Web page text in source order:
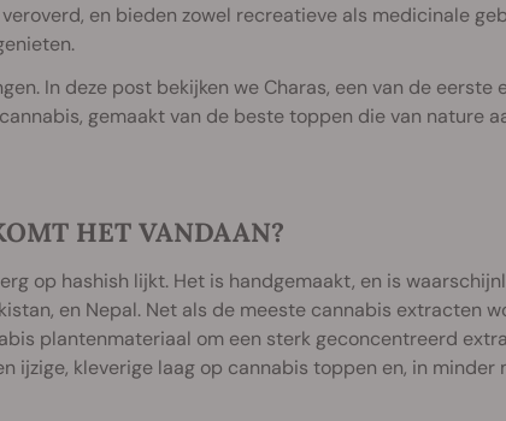
en bieden zowel recreatieve als medicinale
In deze post bekijken we Charas, een van de eerste
gemaakt van de beste toppen die van nature
HET VANDAAN?
op hashish lijkt. Het is handgemaakt, en is
en Nepal. Net als de meeste cannabis extracten
plantenmateriaal om een sterk geconcentreerd
ijzige, kleverige laag op cannabis toppen en, in minder